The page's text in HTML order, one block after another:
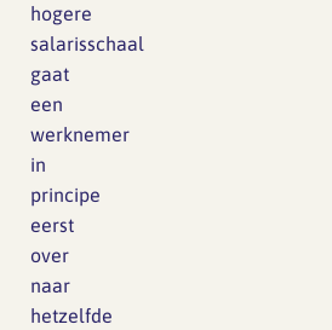
hogere
salarisschaal
gaat
een
werknemer
in
principe
eerst
over
naar
hetzelfde